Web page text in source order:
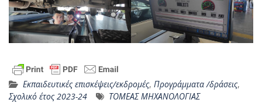
Εκπαιδευτικές επισκέψεις/εκδρομές, Προγράμματα /δράσεις,
Σχολικό έτος 2023-24
ΤΟΜΕΑΣ ΜΗΧΑΝΟΛΟΓΙΑΣ